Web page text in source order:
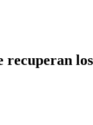
recuperan